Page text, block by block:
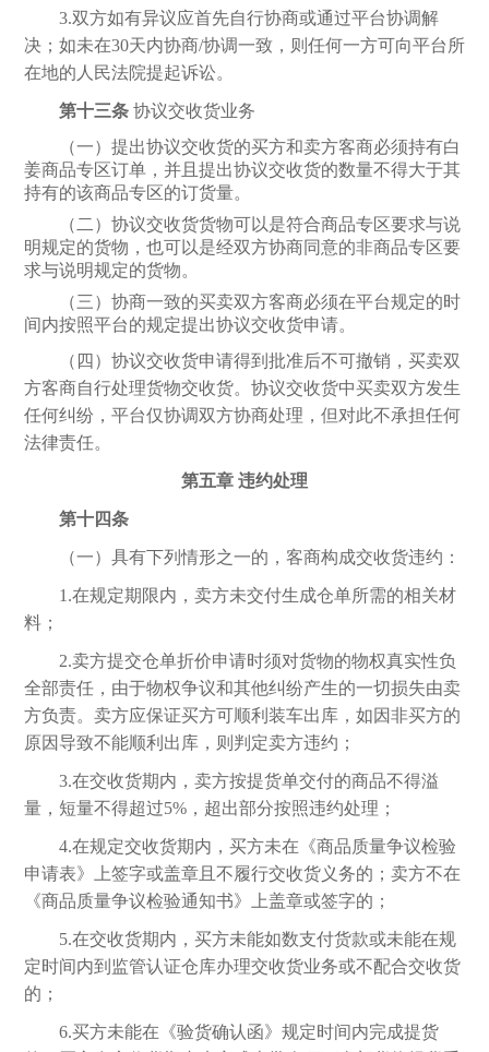
3.双方如有异议应首先自行协商或通过平台协调解
决；如未在30天内协商/协调一致，则任何一方可向平台所
在地的人民法院提起诉讼。
第十三条 协议交收货业务
（一）提出协议交收货的买方和卖方客商必须持有白
姜商品专区订单，并且提出协议交收货的数量不得大于其
持有的该商品专区的订货量。
（二）协议交收货货物可以是符合商品专区要求与说
明规定的货物，也可以是经双方协商同意的非商品专区要
求与说明规定的货物。
（三）协商一致的买卖双方客商必须在平台规定的时
间内按照平台的规定提出协议交收货申请。
（四）协议交收货申请得到批准后不可撤销，买卖双
方客商自行处理货物交收货。协议交收货中买卖双方发生
任何纠纷，平台仅协调双方协商处理，但对此不承担任何
法律责任。
第五章 违约处理
第十四条
（一）具有下列情形之一的，客商构成交收货违约：
1.在规定期限内，卖方未交付生成仓单所需的相关材
料；
2.卖方提交仓单折价申请时须对货物的物权真实性负
全部责任，由于物权争议和其他纠纷产生的一切损失由卖
方负责。卖方应保证买方可顺利装车出库，如因非买方的
原因导致不能顺利出库，则判定卖方违约；
3.在交收货期内，卖方按提货单交付的商品不得溢
量，短量不得超过5%，超出部分按照违约处理；
4.在规定交收货期内，买方未在《商品质量争议检验
申请表》上签字或盖章且不履行交收货义务的；卖方不在
《商品质量争议检验通知书》上盖章或签字的；
5.在交收货期内，买方未能如数支付货款或未能在规
定时间内到监管认证仓库办理交收货业务或不配合交收货
的；
6.买方未能在《验货确认函》规定时间内完成提货